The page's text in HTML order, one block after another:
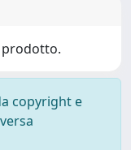
prodotto.
copyright e